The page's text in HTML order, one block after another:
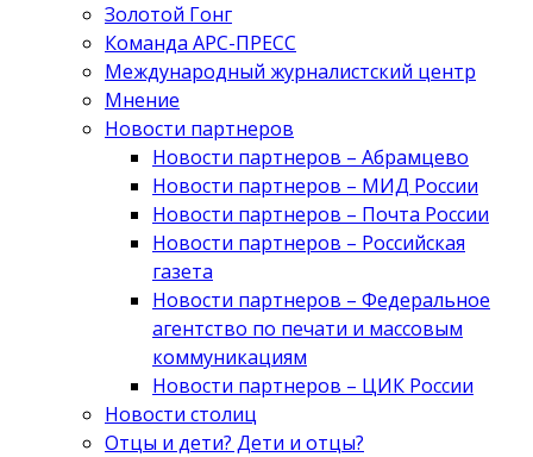
Золотой Гонг
Команда АРС-ПРЕСС
Международный журналистский центр
Мнение
Новости партнеров
Новости партнеров – Абрамцево
Новости партнеров – МИД России
Новости партнеров – Почта России
Новости партнеров – Российская
газета
Новости партнеров – Федеральное
агентство по печати и массовым
коммуникациям
Новости партнеров – ЦИК России
Новости столиц
Отцы и дети? Дети и отцы?